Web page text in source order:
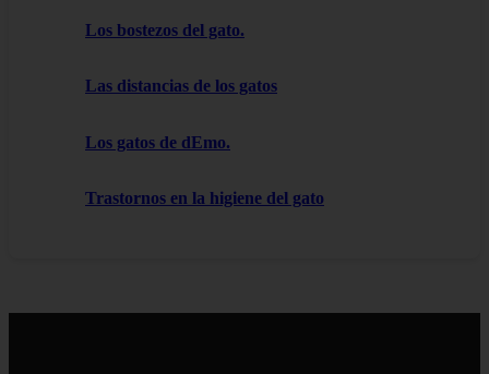
Los bostezos del gato.
Las distancias de los gatos
Los gatos de dEmo.
Trastornos en la higiene del gato